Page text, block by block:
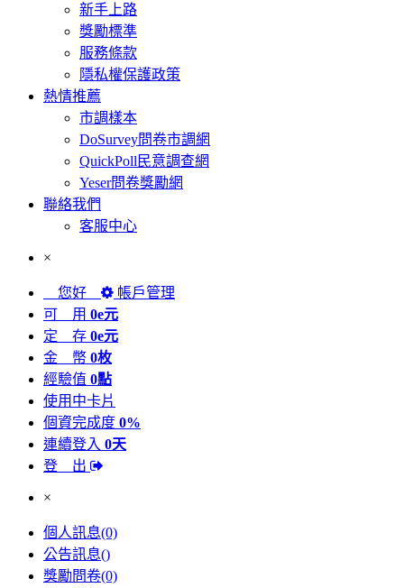
新手上路
獎勵標準
服務條款
隱私權保護政策
熱情推薦
市調樣本
DoSurvey問卷市調網
QuickPoll民意調查網
Yeser問卷獎勵網
聯絡我們
客服中心
×
您好
帳戶管理
可 用 0e元
定 存 0e元
金 幣 0枚
經驗值 0點
使用中卡片
個資完成度 0%
連續登入 0天
登 出
×
個人訊息(0)
公告訊息()
獎勵問卷(0)